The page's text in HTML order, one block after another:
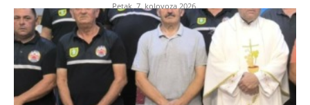
Petak, 7. kolovoza 2026.